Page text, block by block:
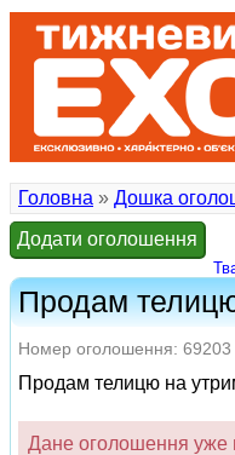
Головна » Дошка
Додати оголошення
Продам
Номер оголошення: 69203
Продам телицю на
Дане оголошення уже